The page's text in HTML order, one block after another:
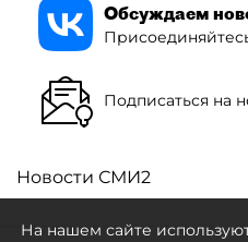
Обсуждаем
Подписаться на
Новости СМИ2
На нашем сайте